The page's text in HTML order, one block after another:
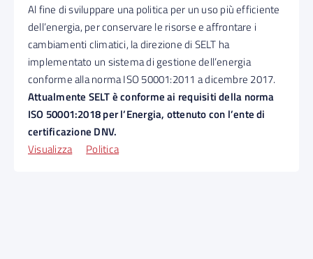
Al fine di sviluppare una politica per un uso più efficiente
dell’energia, per conservare le risorse e affrontare i
cambiamenti climatici, la direzione di SELT ha
implementato un sistema di gestione dell’energia
conforme alla norma ISO 50001:2011 a dicembre 2017.
Attualmente SELT è conforme ai requisiti della norma
ISO 50001:2018 per l’Energia, ottenuto con l’ente di
certificazione DNV.
Visualizza
Politica